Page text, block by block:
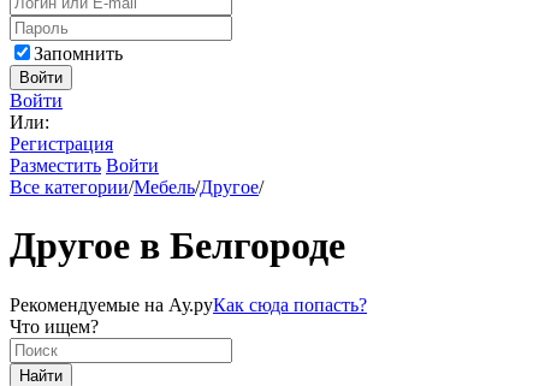
Запомнить
Войти
Войти
Или:
Регистрация
Разместить Войти
Все категории/Мебель/Другое/
Другое в Белгороде
Рекомендуемые на Ау.руКак сюда попасть?
Что ищем?
Найти